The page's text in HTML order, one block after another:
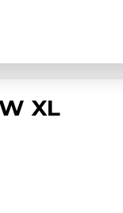
XL